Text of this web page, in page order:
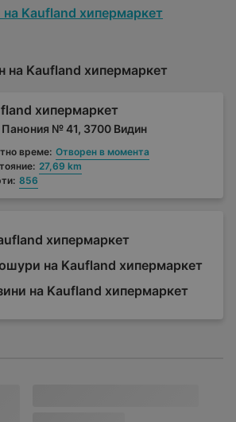
Kaufland хипермаркет
на Kaufland хипермаркет
хипермаркет
Панония № 41, 3700 Видин
време: Отворен в момента
27,69 km
856
хипермаркет
на Kaufland хипермаркет
на Kaufland хипермаркет